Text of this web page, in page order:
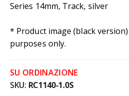
Series 14mm, Track, silver
* Product image (black
purposes only.
SU ORDINAZIONE
SKU RC1140-1.0S